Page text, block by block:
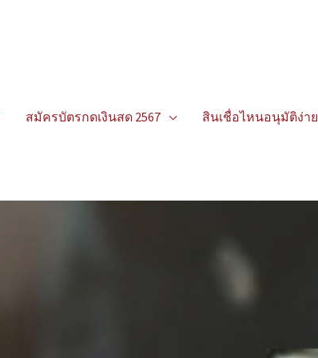
สมัครบัตรกดเงินสด 2567 สินเชื่อไหนอนุมัติง่าย